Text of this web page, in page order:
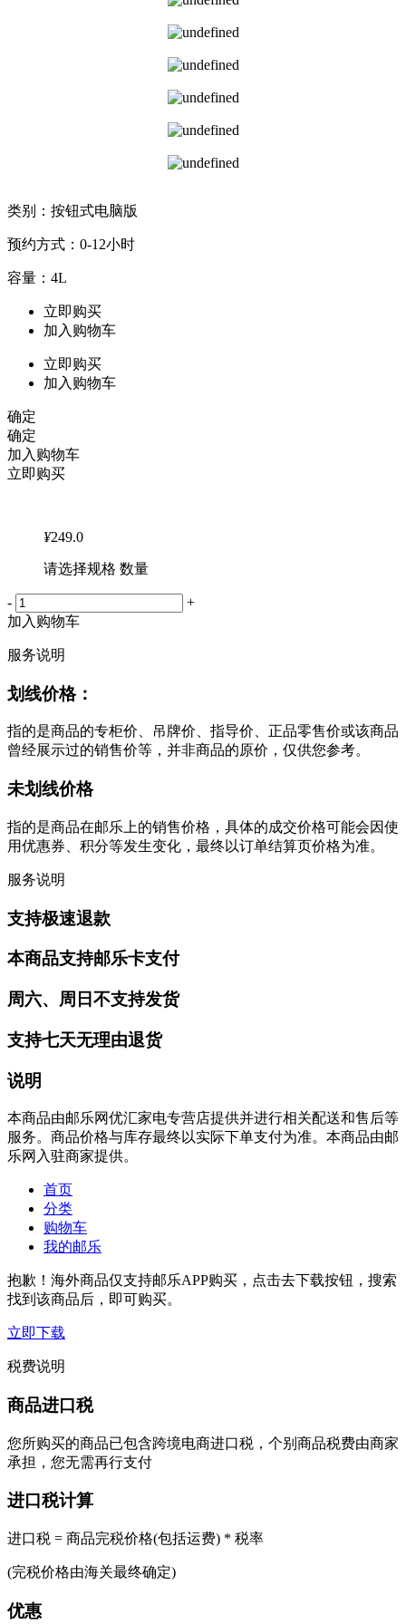
类别：按钮式电脑版
预约方式：0-12小时
容量：4L
立即购买
加入购物车
立即购买
加入购物车
确定
确定
加入购物车
立即购买
¥249.0
请选择规格 数量
-
+
加入购物车
服务说明
划线价格：
指的是商品的专柜价、吊牌价、指导价、正品零售价或该商品
曾经展示过的销售价等，并非商品的原价，仅供您参考。
未划线价格
指的是商品在邮乐上的销售价格，具体的成交价格可能会因使
用优惠券、积分等发生变化，最终以订单结算页价格为准。
服务说明
支持极速退款
本商品支持邮乐卡支付
周六、周日不支持发货
支持七天无理由退货
说明
本商品由邮乐网优汇家电专营店提供并进行相关配送和售后等
服务。商品价格与库存最终以实际下单支付为准。本商品由邮
乐网入驻商家提供。
首页
分类
购物车
我的邮乐
抱歉！海外商品仅支持邮乐APP购买，点击去下载按钮，搜索
找到该商品后，即可购买。
立即下载
税费说明
商品进口税
您所购买的商品已包含跨境电商进口税，个别商品税费由商家
承担，您无需再行支付
进口税计算
进口税 = 商品完税价格(包括运费) * 税率
(完税价格由海关最终确定)
优惠